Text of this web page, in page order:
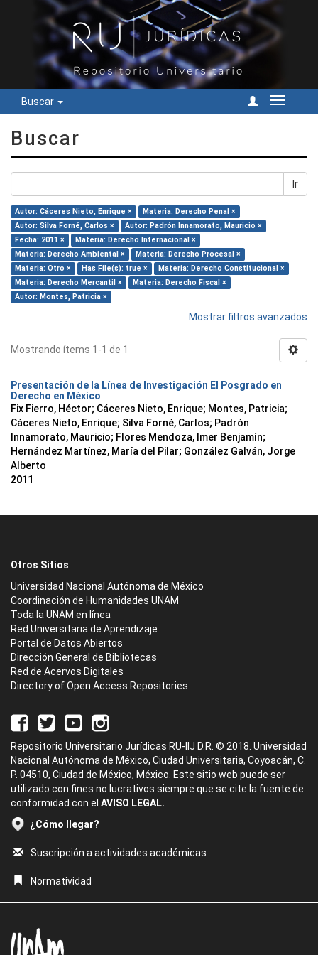
Buscar
Cambiar
Buscar
Ir
Autor: Cáceres Nieto, Enrique ×
Materia: Derecho Penal ×
Autor: Silva Forné, Carlos ×
Autor: Padrón Innamorato, Mauricio ×
Fecha: 2011 ×
Materia: Derecho Internacional ×
Materia: Derecho Ambiental ×
Materia: Derecho Procesal ×
Materia: Otro ×
Has File(s): true ×
Materia: Derecho Constitucional ×
Materia: Derecho Mercantil ×
Materia: Derecho Fiscal ×
Autor: Montes, Patricia ×
Mostrar filtros avanzados
Mostrando ítems 1-1 de 1
Presentación de la Línea de Investigación El Posgrado en
Derecho en México
Fix Fierro, Héctor; Cáceres Nieto, Enrique; Montes, Patricia;
Cáceres Nieto, Enrique; Silva Forné, Carlos; Padrón
Innamorato, Mauricio; Flores Mendoza, Imer Benjamín;
Hernández Martínez, María del Pilar; González Galván, Jorge
Alberto
2011
Otros Sitios
Universidad Nacional Autónoma de México
Coordinación de Humanidades UNAM
Toda la UNAM en línea
Red Universitaria de Aprendizaje
Portal de Datos Abiertos
Dirección General de Bibliotecas
Red de Acervos Digitales
Directory of Open Access Repositories
Repositorio Universitario Jurídicas RU-IIJ D.R. © 2018. Universidad
Nacional Autónoma de México, Ciudad Universitaria, Coyoacán, C.
P. 04510, Ciudad de México, México. Este sitio web puede ser
utilizado con fines no lucrativos siempre que se cite la fuente de
conformidad con el AVISO LEGAL.
¿Cómo llegar?
Suscripción a actividades académicas
Normatividad